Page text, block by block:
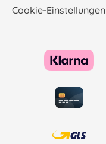
Cookie-Einstellungen